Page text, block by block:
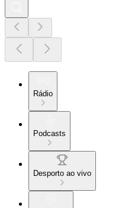
Rádio
Podcasts
Desporto ao vivo